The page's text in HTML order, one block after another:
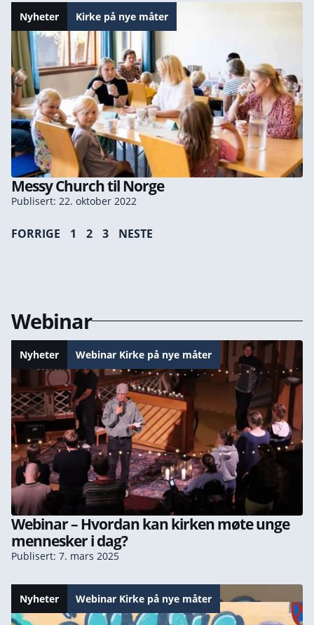
Nyheter Kirke på nye måter
Messy Church til Norge
Publisert: 22. oktober 2022
FORRIGE 1 2 3 NESTE
Webinar
Nyheter Webinar Kirke på nye måter
Webinar – Hvordan kan kirken møte unge
mennesker i dag?
Publisert: 7. mars 2025
Nyheter Webinar Kirke på nye måter